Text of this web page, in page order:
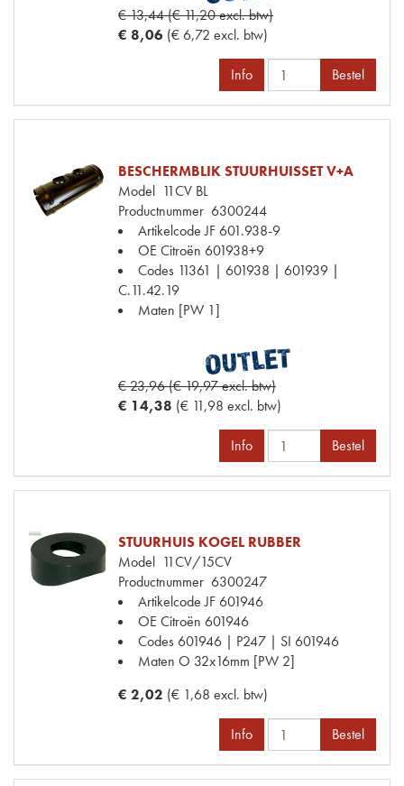
€ 13,44 (€ 11,20 excl. btw)
€ 8,06 (€ 6,72 excl. btw)
Info Bestel
BESCHERMBLIK STUURHUISSET V+A
Model 11CV BL
Productnummer 6300244
Artikelcode JF 601.938-9
OE Citroën 601938+9
Codes 11361 | 601938 | 601939 |
C.11.42.19
Maten [PW 1]
€ 23,96 (€ 19,97 excl. btw)
€ 14,38 (€ 11,98 excl. btw)
Info Bestel
STUURHUIS KOGEL RUBBER
Model 11CV/15CV
Productnummer 6300247
Artikelcode JF 601946
OE Citroën 601946
Codes 601946 | P247 | SI 601946
Maten O 32x16mm [PW 2]
€ 2,02 (€ 1,68 excl. btw)
Info Bestel